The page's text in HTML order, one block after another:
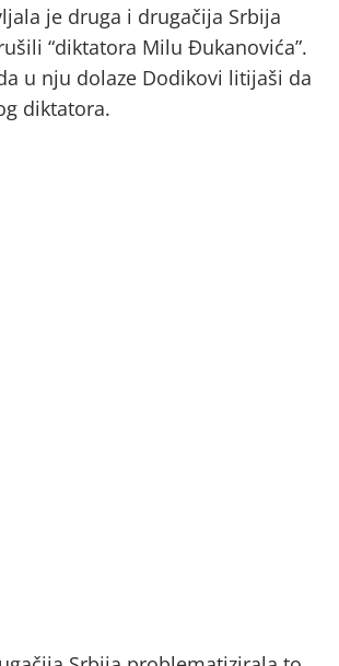
je druga i drugačija Srbija
“diktatora Milu Đukanovića”.
u nju dolaze Dodikovi litijaši da
diktatora.